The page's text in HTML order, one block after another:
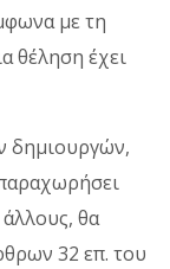
με τη
θέληση έχει
δημιουργών,
θα
32 επ. του